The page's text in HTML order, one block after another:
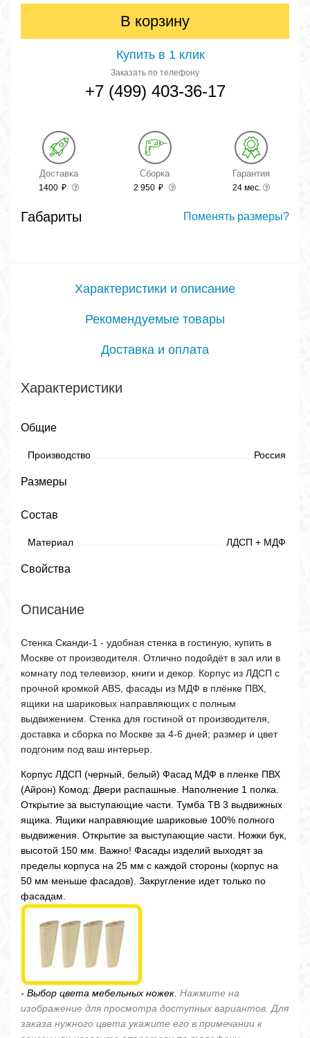
В корзину
Купить в 1 клик
Заказать по телефону
+7 (499) 403-36-17
Доставка
1400 ₽
Сборка
2 950 ₽
Гарантия
24 мес.
Габариты Поменять размеры?
Характеристики и описание
Рекомендуемые товары
Доставка и оплата
Характеристики
Общие
Производство Россия
Размеры
Состав
Материал ЛДСП + МДФ
Свойства
Описание
Стенка Сканди-1 - удобная стенка в гостиную, купить в
Москве от производителя. Отлично подойдёт в зал или в
комнату под телевизор, книги и декор. Корпус из ЛДСП с
прочной кромкой ABS, фасады из МДФ в плёнке ПВХ,
ящики на шариковых направляющих с полным
выдвижением. Стенка для гостиной от производителя,
доставка и сборка по Москве за 4-6 дней; размер и цвет
подгоним под ваш интерьер.
Корпус ЛДСП (черный, белый) Фасад МДФ в пленке ПВХ
(Айрон) Комод: Двери распашные. Наполнение 1 полка.
Открытие за выступающие части. Тумба ТВ 3 выдвижных
ящика. Ящики направяющие шариковые 100% полного
выдвижения. Открытие за выступающие части. Ножки бук,
высотой 150 мм. Важно! Фасады изделий выходят за
пределы корпуса на 25 мм с каждой стороны (корпус на
50 мм меньше фасадов). Закругление идет только по
фасадам.
- Выбор цвета мебельных ножек. Нажмите на
изображение для просмотра доступных вариантов. Для
заказа нужного цвета укажите его в примечании к